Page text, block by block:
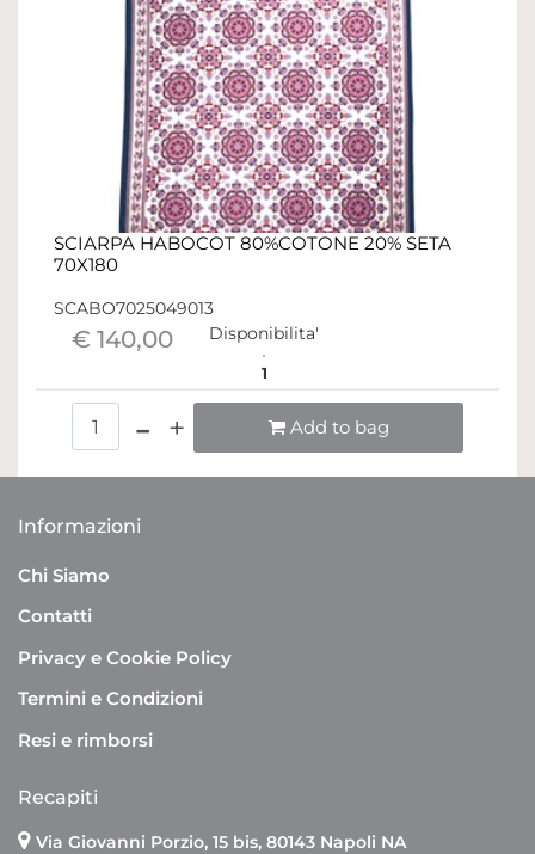
SCIARPA HABOCOT 80%COTONE 20% SETA
70X180
SCABO7025049013
€ 140,00 Disponibilita'
1
Add to bag
Informazioni
Chi Siamo
Contatti
Privacy e Cookie Policy
Termini e Condizioni
Resi e rimborsi
Recapiti
Via Giovanni Porzio, 15 bis, 80143 Napoli NA